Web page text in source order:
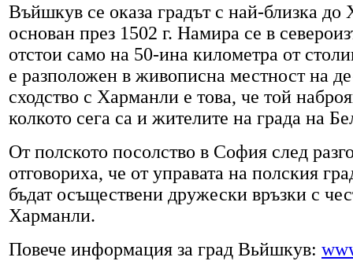
Въйшкув се оказа градът с най-близка
основан през 1502 г. Намира се в
отстои само на 50-ина километра от
е разположен в живописна местност на
сходство с Харманли е това, че той
колкото сега са и жителите на града на
От полското посолство в София след
отговориха, че от управата на полския
бъдат осъществени дружески връзки с
Харманли.
Повече информация за град Вьйшкув: